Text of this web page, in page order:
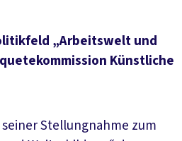
„Ar­beits­welt und
Künst­li­che
Stellungnahme zum